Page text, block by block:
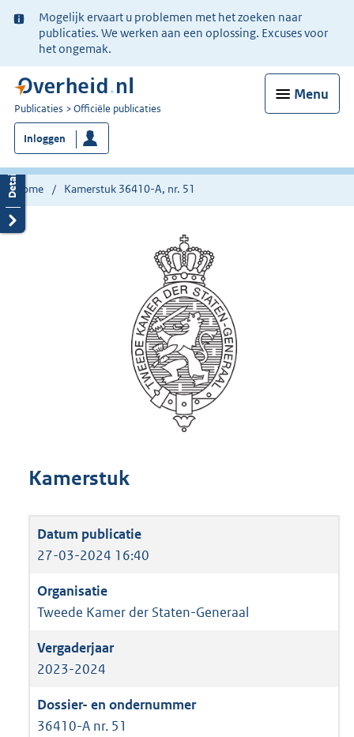
Ter
informatie:
Mogelijk ervaart u problemen met het zoeken naar
publicaties. We werken aan een oplossing. Excuses voor
het ongemak.
Menu
U
bent
nu
hier:
Publicaties Officiële publicaties
Inloggen
Home Kamerstuk 36410-A, nr. 51
Kamerstuk
27-03-2024 16:40
Tweede Kamer der Staten-Generaal
2023-2024
36410-A nr. 51